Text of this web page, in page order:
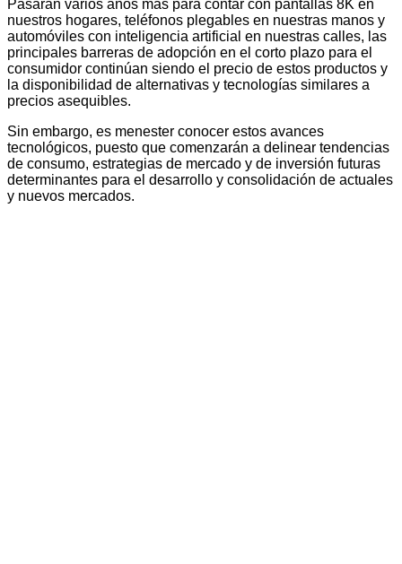
Pasarán varios años más para contar con pantallas 8K en
nuestros hogares, teléfonos plegables en nuestras manos y
automóviles con inteligencia artificial en nuestras calles, las
principales barreras de adopción en el corto plazo para el
consumidor continúan siendo el precio de estos productos y
la disponibilidad de alternativas y tecnologías similares a
precios asequibles.
Sin embargo, es menester conocer estos avances
tecnológicos, puesto que comenzarán a delinear tendencias
de consumo, estrategias de mercado y de inversión futuras
determinantes para el desarrollo y consolidación de actuales
y nuevos mercados.